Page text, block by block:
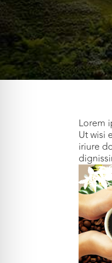
Lorem
Ut wisi
iriure